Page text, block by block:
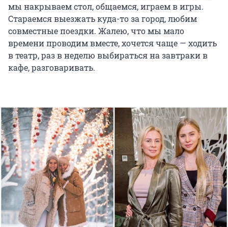
мы накрываем стол, общаемся, играем в игры.
Стараемся выезжать куда-то за город, любим
совместные поездки. Жалею, что мы мало
времени проводим вместе, хочется чаще — ходить
в театр, раз в неделю выбираться на завтраки в
кафе, разговаривать.